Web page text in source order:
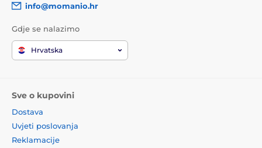
info@momanio.hr
Gdje se nalazimo
Hrvatska
Sve o kupovini
Dostava
Uvjeti poslovanja
Reklamacije